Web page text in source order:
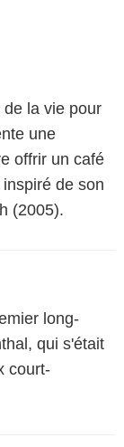
la vie pour
une
offrir un café
de son
(2005).
long-
qui s'était
court-